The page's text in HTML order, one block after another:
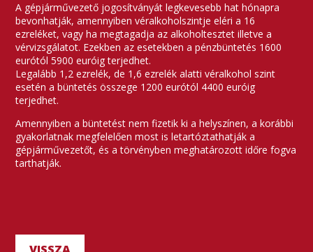
A gépjárművezető jogosítványát legkevesebb hat hónapra
bevonhatják, amennyiben véralkoholszintje eléri a 16
ezreléket, vagy ha megtagadja az alkoholtesztet illetve a
vérvizsgálatot. Ezekben az esetekben a pénzbüntetés 1600
eurótól 5900 euróig terjedhet.
Legalább 1,2 ezrelék, de 1,6 ezrelék alatti véralkohol szint
esetén a büntetés összege 1200 eurótól 4400 euróig
terjedhet.
Amennyiben a büntetést nem fizetik ki a helyszínen, a korábbi
gyakorlatnak megfelelően most is letartóztathatják a
gépjárművezetőt, és a törvényben meghatározott időre fogva
tarthatják.